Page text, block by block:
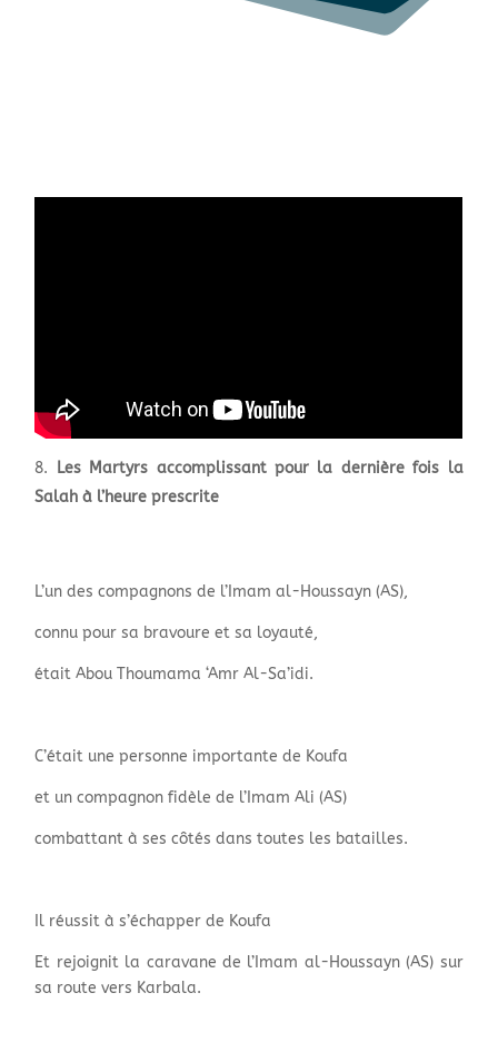
Les Martyrs accomplissant pour la dernière fois la
Salah à l’heure prescrite
L’un des compagnons de l’Imam al-Houssayn (AS),
connu pour sa bravoure et sa loyauté,
était Abou Thoumama ‘Amr Al-Sa’idi.
C’était une personne importante de Koufa
et un compagnon fidèle de l’Imam Ali (AS)
combattant à ses côtés dans toutes les batailles.
Il réussit à s’échapper de Koufa
Et rejoignit la caravane de l’Imam al-Houssayn (AS) sur
sa route vers Karbala.